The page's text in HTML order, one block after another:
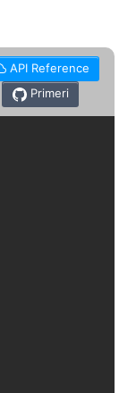
API Reference
Primeri